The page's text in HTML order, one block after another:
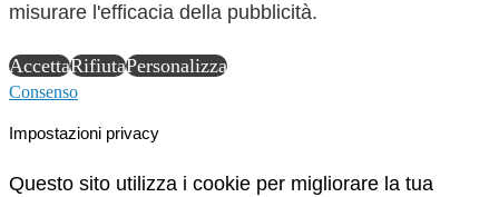
misurare l'efficacia della pubblicità.
AccettaRifiutaPersonalizza
Consenso
Impostazioni privacy
Questo sito utilizza i cookie per migliorare la tua